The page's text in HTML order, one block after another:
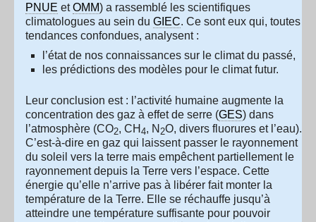
PNUE etOMM) a rassemblé les scientifiques
climatologues au sein du GIEC. Ce sont eux qui, toutes
tendances confondues, analysent :
l’état de nos connaissances sur le climat du passé,
les prédictions des modèles pour le climat futur.
Leur conclusion est : l’activité humaine augmente la
concentration des gaz à effet de serre (GES) dans
l’atmosphère (CO2, CH 4, N 2O, divers fluorures et l’eau).
C’est-à-dire en gaz qui laissent passer le rayonnement
du soleil vers la terre mais empêchent partiellement le
rayonnement depuis la Terre vers l’espace. Cette
énergie qu’elle n’arrive pas à libérer fait monter la
température de la Terre. Elle se réchauffe jusqu’à
atteindre une température suffisante pour pouvoir